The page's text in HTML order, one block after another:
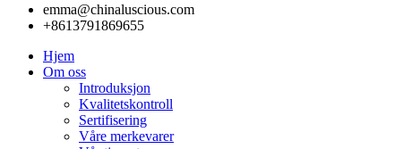
emma@chinaluscious.com
+8613791869655
Hjem
Om oss
Introduksjon
Kvalitetskontroll
Sertifisering
Våre merkevarer